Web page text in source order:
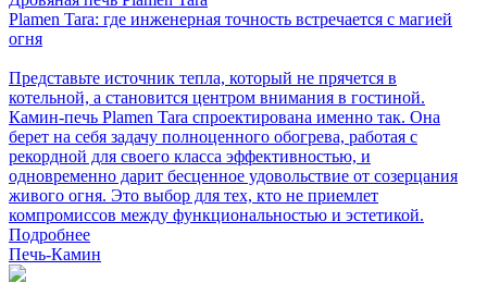
Plamen Tara: где инженерная точность встречается с магией
огня
Представьте источник тепла, который не прячется в
котельной, а становится центром внимания в гостиной.
Камин-печь Plamen Tara спроектирована именно так. Она
берет на себя задачу полноценного обогрева, работая с
рекордной для своего класса эффективностью, и
одновременно дарит бесценное удовольствие от созерцания
живого огня. Это выбор для тех, кто не приемлет
компромиссов между функциональностью и эстетикой.
Подробнее
Печь-Камин